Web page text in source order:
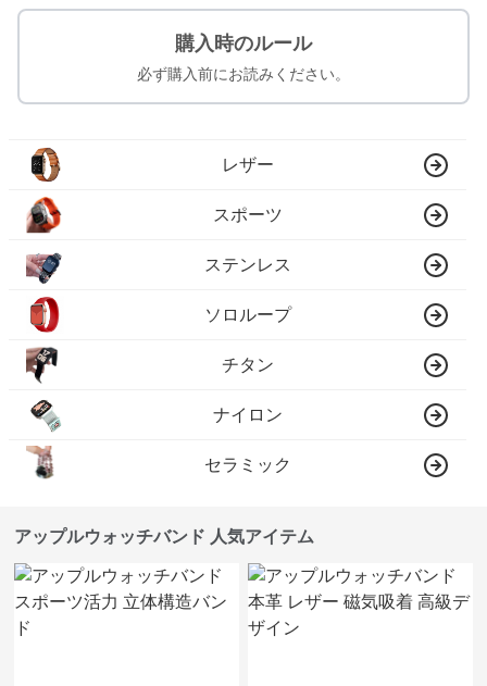
購入時のルール
必ず購入前にお読みください。
レザー
スポーツ
ステンレス
ソロループ
チタン
ナイロン
セラミック
アップルウォッチバンド 人気アイテム